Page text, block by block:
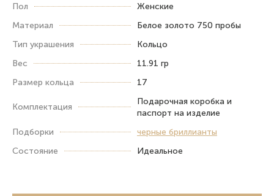
Пол
Женские
Материал
Белое золото 750 пробы
Тип украшения
Кольцо
Вес
11.91 гр
Размер кольца
17
Комплектация
Подарочная коробка и
паспорт на изделие
Подборки
черные бриллианты
Состояние
Идеальное